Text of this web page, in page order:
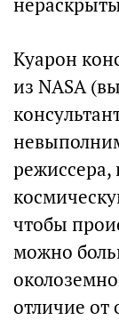
Куарон
из NASA
режиссера,
чтобы
можно
отличие от